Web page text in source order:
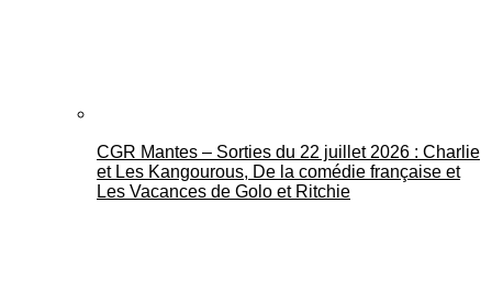
CGR Mantes – Sorties du 22 juillet 2026 : Charlie
et Les Kangourous, De la comédie française et
Les Vacances de Golo et Ritchie